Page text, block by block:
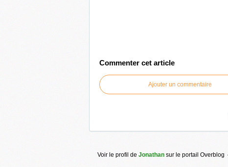
Commenter cet article
Ajouter un commentaire
Voir le profil de Jonathan sur le portail Overblog